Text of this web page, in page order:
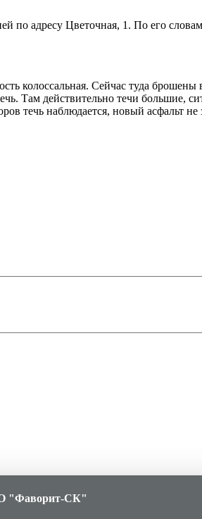
по адресу Цветочная, 1. По его
колоссальная. Сейчас туда
Там действительно течи большие,
течь наблюдается, новый асфальт не
"Фаворит-СК"